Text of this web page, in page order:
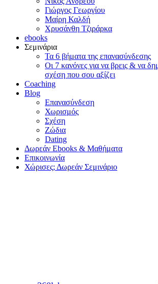
Γιώργος Γεωργίου
Μαίρη Καλδή
Χρυσάνθη Τζιράρκα
ebooks
Σεμινάρια
Τα 6 βήματα της επανασύνδεσης
Οι 7 κανόνες για να βρεις & να
σχέση που σου αξίζει
Coaching
Blog
Επανασύνδεση
Χωρισμός
Σχέση
Ζώδια
Dating
Δωρεάν Ebooks & Μαθήματα
Επικοινωνία
Χώρισες; Δωρεάν Σεμινάριο